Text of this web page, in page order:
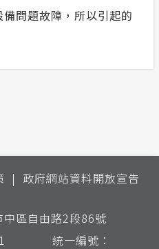
問題故障，所以引起的
政府網站資料開放宣告
區自由路2段86號
統一編號：